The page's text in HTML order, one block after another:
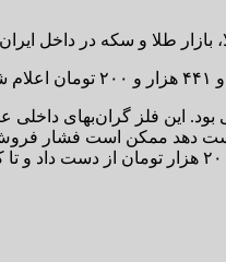
در داخل ایران هم نزولی شدند. به